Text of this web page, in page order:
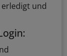
erledigt und